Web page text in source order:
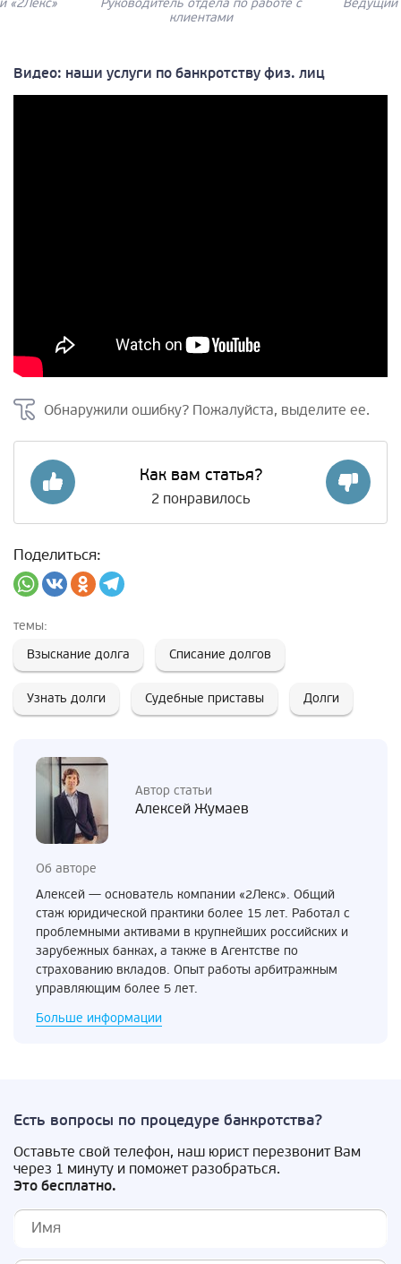
«2Лекс»
Руководитель отдела по работе с
клиентами
Ведущий
Видео: наши услуги по банкротству физ. лиц
Обнаружили ошибку? Пожалуйста, выделите ее.
Как вам статья?
2понравилось
Поделиться:
темы:
Взыскание долга
Списание долгов
Узнать долги Судебные приставы Долги
Автор статьи
Алексей Жумаев
Об авторе
Алексей — основатель компании «2Лекс». Общий
стаж юридической практики более 15 лет. Работал с
проблемными активами в крупнейших российских и
зарубежных банках, а также в Агентстве по
страхованию вкладов. Опыт работы арбитражным
управляющим более 5 лет.
Больше информации
Есть вопросы по процедуре банкротства?
Оставьте свой телефон, наш юрист перезвонит Вам
через 1 минуту и поможет разобраться.
Это бесплатно.